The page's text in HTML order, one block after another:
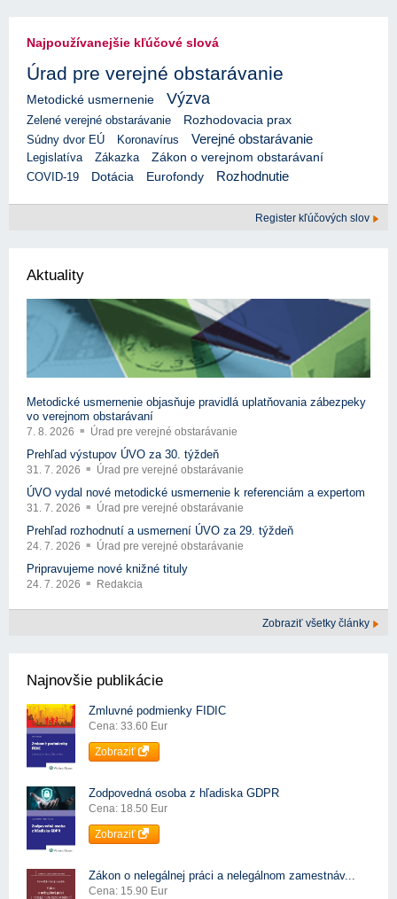
Najpoužívanejšie kľúčové slová
Úrad pre verejné obstarávanie
Metodické usmernenie Výzva
Zelené verejné obstarávanie Rozhodovacia prax
Súdny dvor EÚ Koronavírus Verejné obstarávanie
Legislatíva Zákazka
Zákon o verejnom obstarávaní
COVID-19
Dotácia Eurofondy Rozhodnutie
Register kľúčových slov
Aktuality
Metodické usmernenie objasňuje pravidlá uplatňovania zábezpeky
vo verejnom obstarávaní
7. 8. 2026 Úrad pre verejné obstarávanie
Prehľad výstupov ÚVO za 30. týždeň
31. 7. 2026 Úrad pre verejné obstarávanie
ÚVO vydal nové metodické usmernenie k referenciám a expertom
31. 7. 2026 Úrad pre verejné obstarávanie
Prehľad rozhodnutí a usmernení ÚVO za 29. týždeň
24. 7. 2026 Úrad pre verejné obstarávanie
Pripravujeme nové knižné tituly
24. 7. 2026 Redakcia
Zobraziť všetky články
Najnovšie publikácie
Zmluvné podmienky FIDIC
Cena: 33.60 Eur
Zobraziť
Zodpovedná osoba z hľadiska GDPR
Cena: 18.50 Eur
Zobraziť
Zákon o nelegálnej práci a nelegálnom zamestnáv...
Cena: 15.90 Eur